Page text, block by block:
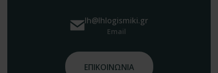
lh@lhlogismiki.gr
Email
ΕΠΙΚΟΙΝΩΝΙΑ